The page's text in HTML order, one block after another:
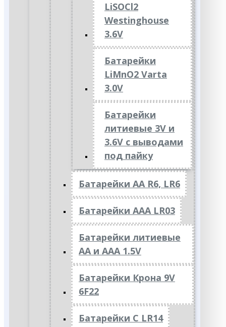
LiSOCl2
Westinghouse
3.6V
Батарейки
LiMnO2 Varta
3.0V
Батарейки
литиевые 3V и
3.6V с выводами
под пайку
Батарейки АА R6, LR6
Батарейки АAА LR03
Батарейки литиевые
АА и ААА 1.5V
Батарейки Крона 9V
6F22
Батарейки C LR14